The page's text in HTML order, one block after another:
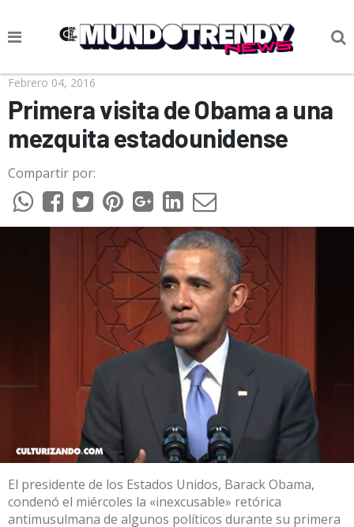
NOTICIAS
CULTURA POP
CIENCIA Y TECNOLOGÍA
VIDA
SOCIEDAD
CULTURIZANDO.COM
Febrero 04, 2016
Primera visita de Obama a una
mezquita estadounidense
Compartir por:
El presidente de los Estados Unidos, Barack Obama,
condenó el miércoles la «inexcusable» retórica
antimusulmana de algunos políticos durante su primera